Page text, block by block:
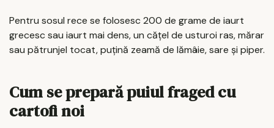
Pentru sosul rece se folosesc 200 de grame de iaurt
grecesc sau iaurt mai dens, un cățel de usturoi ras, mărar
sau pătrunjel tocat, puțină zeamă de lămâie, sare și piper.
Cum se prepară puiul fraged cu
cartofi noi